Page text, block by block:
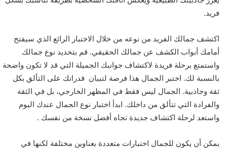
فريد.
اكتشف جمالك الفريد من نوعه من خلال الاختبار الرائع الذي سيفتح
أمامك أبواب الكشف عن جمالك الحقيقي. قم بتحديد نوع جمالك
واستمتع برحلة فريدة لاكتشاف جوانبك الجميلة التي قد لا تكون واضحة
بالنسبة لك. اختبر الجمال هذا فرصة لتبيان قدراتك على التألق بكل
ثقة وجاذبية. الجمال ليس فقط في المظهر الخارجي، بل في الثقة
والفرادة التي تتألق من داخلك. ابدأ اختبار نوع الجمال عندك اليوم
واستعد لرحلة اكتشاف جديدة تجاه أفضل نسخة من نفسك .
يمكن أن يكون للجمال اختبارات متعددة بعناوين مختلفة لكنها في